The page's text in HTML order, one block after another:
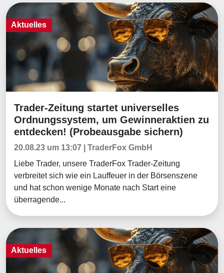
Aktuelles
Aktuelles
Trader-Zeitung startet universelles
Ordnungssystem, um Gewinneraktien zu
entdecken! (Probeausgabe sichern)
20.08.23 um 13:07 | TraderFox GmbH
Liebe Trader, unsere TraderFox Trader-Zeitung
verbreitet sich wie ein Lauffeuer in der Börsenszene
und hat schon wenige Monate nach Start eine
überragende...
Aktuelles